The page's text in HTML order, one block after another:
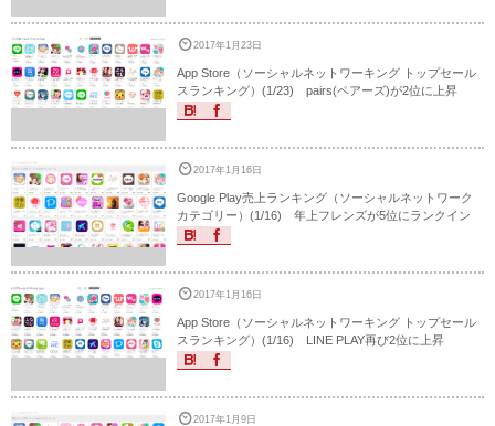
2017年1月23日
App Store（ソーシャルネットワーキング トップセール
スランキング）(1/23) pairs(ペアーズ)が2位に上昇
2017年1月16日
Google Play売上ランキング（ソーシャルネットワーク
カテゴリー）(1/16) 年上フレンズが5位にランクイン
2017年1月16日
App Store（ソーシャルネットワーキング トップセール
スランキング）(1/16) LINE PLAY再び2位に上昇
2017年1月9日